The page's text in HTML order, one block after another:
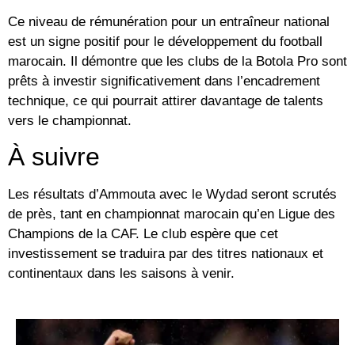
Ce niveau de rémunération pour un entraîneur national
est un signe positif pour le développement du football
marocain. Il démontre que les clubs de la Botola Pro sont
prêts à investir significativement dans l’encadrement
technique, ce qui pourrait attirer davantage de talents
vers le championnat.
À suivre
Les résultats d’Ammouta avec le Wydad seront scrutés
de près, tant en championnat marocain qu’en Ligue des
Champions de la CAF. Le club espère que cet
investissement se traduira par des titres nationaux et
continentaux dans les saisons à venir.